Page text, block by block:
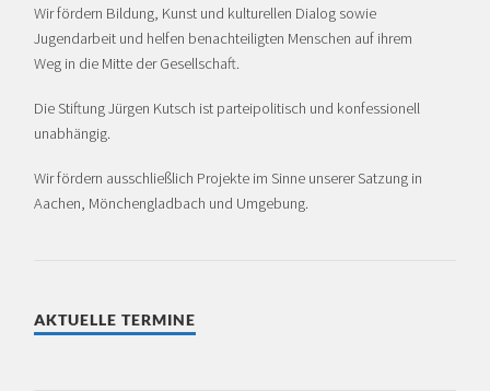
Wir fördern Bildung, Kunst und kulturellen Dialog sowie
Jugendarbeit und helfen benachteiligten Menschen auf ihrem
Weg in die Mitte der Gesellschaft.
Die Stiftung Jürgen Kutsch ist partei­politisch und konfessionell
unabhängig.
Wir fördern ausschließlich Projekte im Sinne unserer Satzung in
Aachen, Mönchen­glad­bach und Umgebung.
AKTUELLE TERMINE